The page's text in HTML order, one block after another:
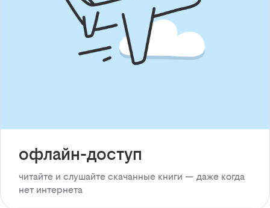
офлайн-доступ
читайте и слушайте скачанные книги — даже когда
нет интернета